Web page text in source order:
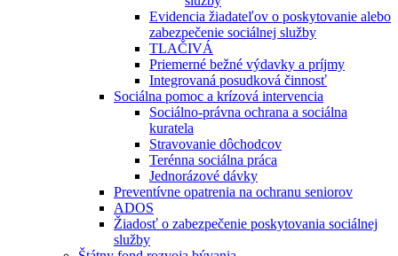
Evidencia žiadateľov o poskytovanie alebo
zabezpečenie sociálnej služby
TLAČIVÁ
Priemerné bežné výdavky a príjmy
Integrovaná posudková činnosť
Sociálna pomoc a krízová intervencia
Sociálno-právna ochrana a sociálna
kuratela
Stravovanie dôchodcov
Terénna sociálna práca
Jednorázové dávky
Preventívne opatrenia na ochranu seniorov
ADOS
Žiadosť o zabezpečenie poskytovania sociálnej
služby